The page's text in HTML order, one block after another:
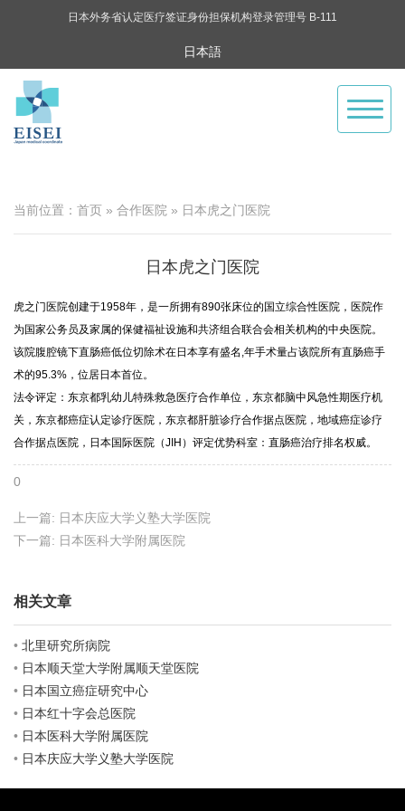
日本外务省认定医疗签证身份担保机构登录管理号 B-111
日本語
航
当前位置： 首页 » 合作医院 » 日本虎之门医院
日本虎之门医院
虎之门医院创建于1958年，是一所拥有890张床位的国立综合性医院，医院作
为国家公务员及家属的保健福祉设施和共济组合联合会相关机构的中央医院。
该院腹腔镜下直肠癌低位切除术在日本享有盛名,年手术量占该院所有直肠癌手
术的95.3%，位居日本首位。
法令评定：东京都乳幼儿特殊救急医疗合作单位，东京都脑中风急性期医疗机
关，东京都癌症认定诊疗医院，东京都肝脏诊疗合作据点医院，地域癌症诊疗
合作据点医院，日本国际医院（JIH）评定优势科室：直肠癌治疗排名权威。
0
上一篇: 日本庆应大学义塾大学医院
下一篇: 日本医科大学附属医院
相关文章
• 北里研究所病院
• 日本顺天堂大学附属顺天堂医院
• 日本国立癌症研究中心
• 日本红十字会总医院
• 日本医科大学附属医院
• 日本庆应大学义塾大学医院